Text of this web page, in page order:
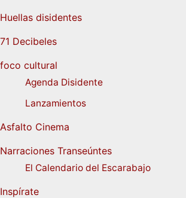
Huellas disidentes
71 Decibeles
foco cultural
Agenda Disidente
Lanzamientos
Asfalto Cinema
Narraciones Transeúntes
El Calendario del Escarabajo
Inspírate